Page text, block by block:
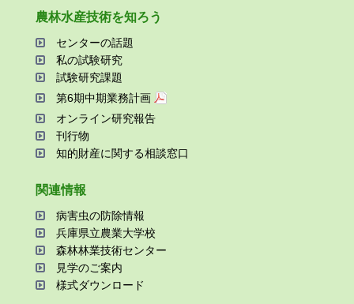
農林⽔産技術を知ろう
センターの話題
私の試験研究
試験研究課題
第6期中期業務計画
オンライン研究報告
刊⾏物
知的財産に関する相談窓⼝
関連情報
病害⾍の防除情報
兵庫県⽴農業⼤学校
森林林業技術センター
⾒学のご案内
様式ダウンロード